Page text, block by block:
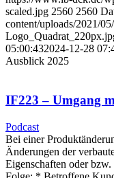
scaled.jpg 2560 2560
content/uploads/2021/
05:00:432024-12-28
Ausblick 2025
IF223 – Umgang
Podcast
Bei einer
Änderungen der
Eigenschaften oder